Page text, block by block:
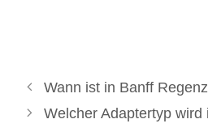
Wann ist in Banff
Welcher Adaptertyp wird